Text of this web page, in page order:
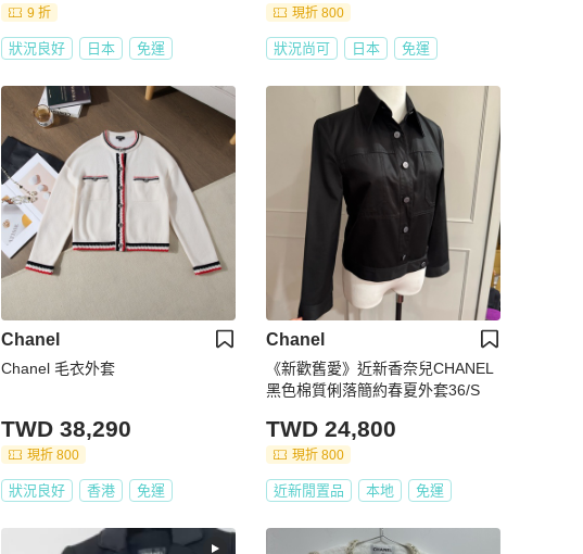
9 折
狀況良好 日本 免運
現折 800
狀況尚可 日本 免運
Chanel
Chanel 毛衣外套
TWD 38,290
現折 800
狀況良好 香港 免運
Chanel
《新歡舊愛》近新香奈兒CHANEL
黑色棉質俐落簡約春夏外套36/S
TWD 24,800
現折 800
近新閒置品 本地 免運